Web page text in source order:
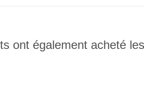
ont également acheté